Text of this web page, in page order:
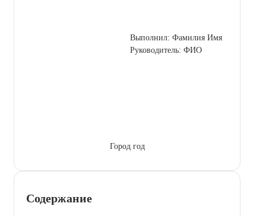
Выполнил: Фамилия Имя
Руководитель: ФИО
Город год
Содержание